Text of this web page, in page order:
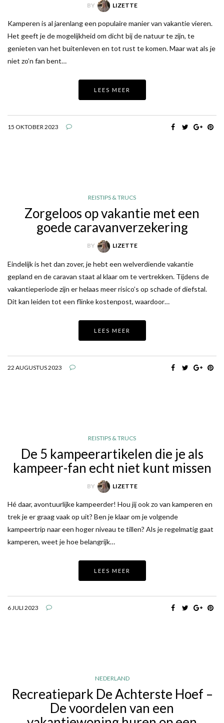
BY LIZETTE
Kamperen is al jarenlang een populaire manier van vakantie vieren.
Het geeft je de mogelijkheid om dicht bij de natuur te zijn, te
genieten van het buitenleven en tot rust te komen. Maar wat als je
niet zo’n fan bent…
LEES MEER
15 OKTOBER 2023
REISTIPS & TRUCS
Zorgeloos op vakantie met een
goede caravanverzekering
BY LIZETTE
Eindelijk is het dan zover, je hebt een welverdiende vakantie
gepland en de caravan staat al klaar om te vertrekken. Tijdens de
vakantieperiode zijn er helaas meer risico’s op schade of diefstal.
Dit kan leiden tot een flinke kostenpost, waardoor…
LEES MEER
22 AUGUSTUS 2023
REISTIPS & TRUCS
De 5 kampeerartikelen die je als
kampeer-fan echt niet kunt missen
BY LIZETTE
Hé daar, avontuurlijke kampeerder! Hou jij ook zo van kamperen en
trek je er graag vaak op uit? Ben je klaar om je volgende
kampeertrip naar een hoger niveau te tillen? Als je regelmatig gaat
kamperen, weet je hoe belangrijk…
LEES MEER
6 JULI 2023
NEDERLAND
Recreatiepark De Achterste Hoef –
De voordelen van een